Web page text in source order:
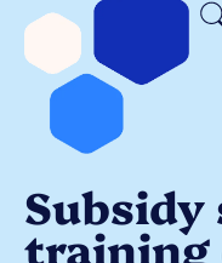
Subsidy
training